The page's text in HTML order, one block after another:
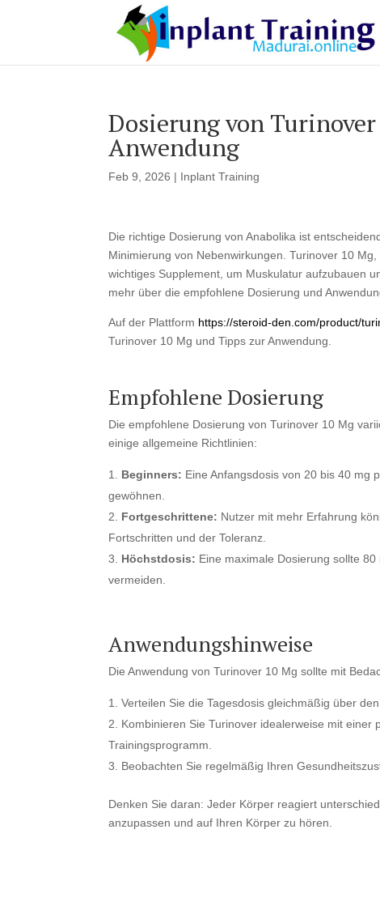
Dosierung von
Anwendung
Feb 9, 2026 | Inplant Training
Die richtige Dosierung von Anabolika ist
Minimierung von Nebenwirkungen. Turinover 10
wichtiges Supplement, um Muskulatur aufzubauen
mehr über die empfohlene Dosierung und
Auf der Plattform https://steroid-den.com/product/
Turinover 10 Mg und Tipps zur Anwendung.
Empfohlene Dosierung
Die empfohlene Dosierung von Turinover 10 Mg
einige allgemeine Richtlinien:
Beginners: Eine Anfangsdosis von 20 bis 40 mg
gewöhnen.
Fortgeschrittene: Nutzer mit mehr Erfahrung
Fortschritten und der Toleranz.
Höchstdosis: Eine maximale Dosierung sollte
vermeiden.
Anwendungshinweise
Die Anwendung von Turinover 10 Mg sollte mit
Verteilen Sie die Tagesdosis gleichmäßig über
Kombinieren Sie Turinover idealerweise mit
Trainingsprogramm.
Beobachten Sie regelmäßig Ihren
Denken Sie daran: Jeder Körper reagiert
anzupassen und auf Ihren Körper zu hören.